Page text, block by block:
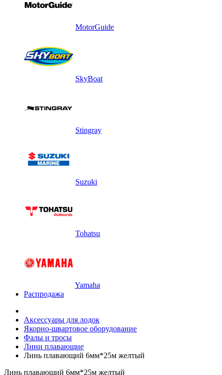
MotorGuide
SkyBoat
Stingray
Suzuki
Tohatsu
Yamaha
Распродажа
Аксессуары для лодок
Якорно-швартовое оборудование
Фалы и тросы
Лини плавающие
Линь плавающий 6мм*25м желтый
Линь плавающий 6мм*25м желтый